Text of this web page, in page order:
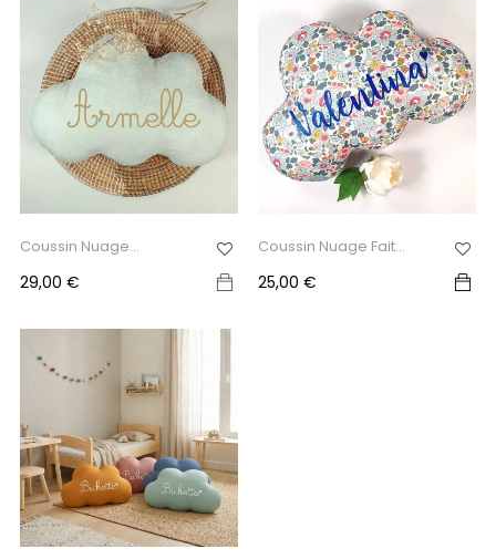
Coussin Nuage
Prix
29,00 €
Coussin Nuage Fait
Prix
25,00 €